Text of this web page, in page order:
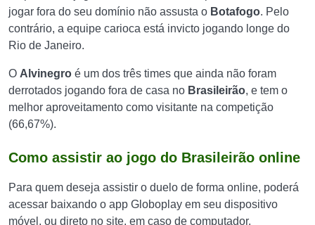
jogar fora do seu domínio não assusta o Botafogo. Pelo
contrário, a equipe carioca está invicto jogando longe do
Rio de Janeiro.
O Alvinegro é um dos três times que ainda não foram
derrotados jogando fora de casa no Brasileirão, e tem o
melhor aproveitamento como visitante na competição
(66,67%).
Como assistir ao jogo do Brasileirão online
Para quem deseja assistir o duelo de forma online, poderá
acessar baixando o app Globoplay em seu dispositivo
móvel, ou direto no site, em caso de computador.